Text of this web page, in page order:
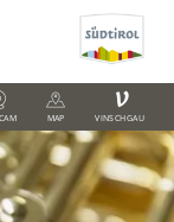
MAP
V
VINSCHGAU